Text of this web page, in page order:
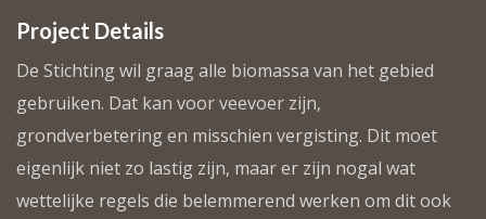
Project Details
De Stichting wil graag alle biomassa van het gebied
gebruiken. Dat kan voor veevoer zijn,
grondverbetering en misschien vergisting. Dit moet
eigenlijk niet zo lastig zijn, maar er zijn nogal wat
wettelijke regels die belemmerend werken om dit ook